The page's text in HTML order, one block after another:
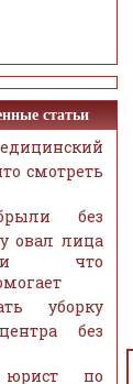
статьи
смотреть
без
овал лица
и что
уборку
без
по